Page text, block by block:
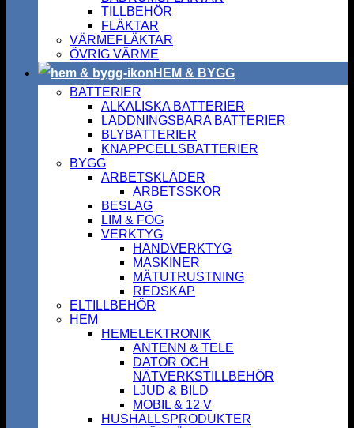
TILLBEHÖR
FLÄKTAR
VÄRMEFLÄKTAR
ÖVRIG VÄRME
HEM & BYGG
BATTERIER
ALKALISKA BATTERIER
LADDNINGSBARA BATTERIER
BLYBATTERIER
KNAPPCELLSBATTERIER
BYGG
ARBETSKLÄDER
ARBETSSKOR
BESLAG
LIM & FOG
VERKTYG
HANDVERKTYG
MASKINER
MÄTUTRUSTNING
REDSKAP
ELTILLBEHÖR
HEM
HEMELEKTRONIK
ANTENN & TELE
DATOR OCH
NÄTVERKSTILLBEHÖR
LJUD & BILD
MOBIL & 12 V
HUSHALLSPRODUKTER